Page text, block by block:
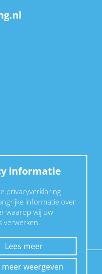
informatie
privacyverklaring
informatie over
waarop wij uw
verwerken.
Lees meer
meer weergeven